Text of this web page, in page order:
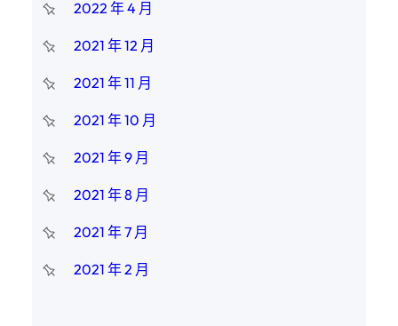
2022 年 4 月
2021 年 12 月
2021 年 11 月
2021 年 10 月
2021 年 9 月
2021 年 8 月
2021 年 7 月
2021 年 2 月